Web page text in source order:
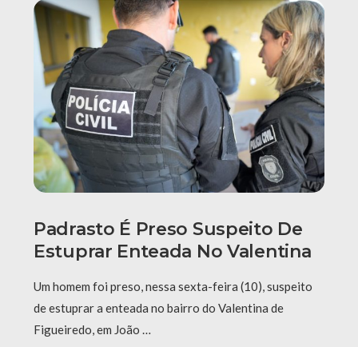
Padrasto É Preso Suspeito De
Estuprar Enteada No Valentina
Um homem foi preso, nessa sexta-feira (10), suspeito
de estuprar a enteada no bairro do Valentina de
Figueiredo, em João …